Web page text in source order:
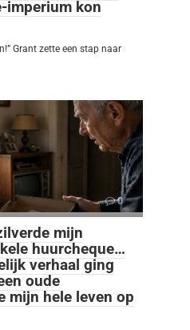
imperium kon
Grant zette een stap naar
0
mijn
huurcheque…
verhaal ging
oude
mijn hele leven op